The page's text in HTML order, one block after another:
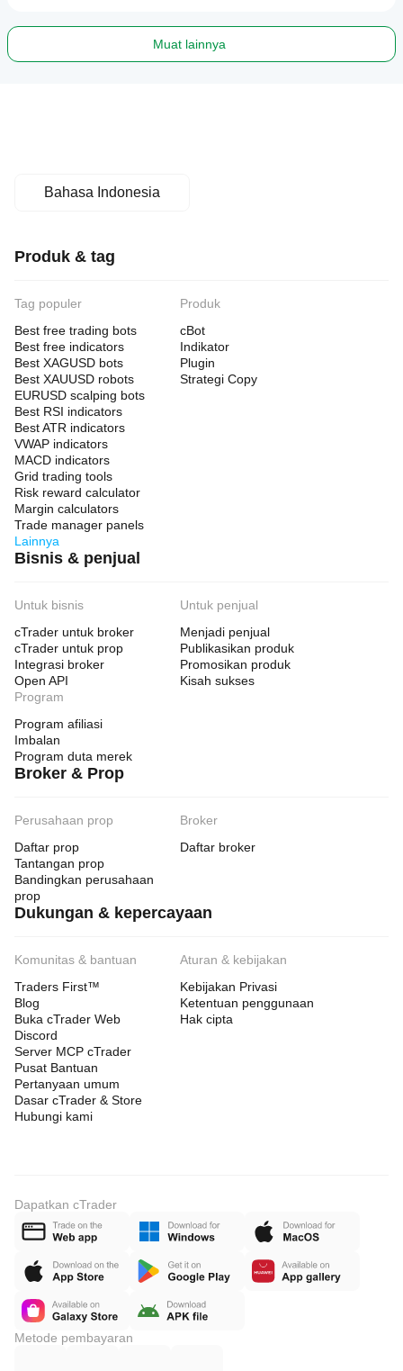
Muat lainnya
Bahasa Indonesia
Produk & tag
Tag populer
Best free trading bots
Best free indicators
Best XAGUSD bots
Best XAUUSD robots
EURUSD scalping bots
Best RSI indicators
Best ATR indicators
VWAP indicators
MACD indicators
Grid trading tools
Risk reward calculator
Margin calculators
Trade manager panels
Lainnya
Produk
cBot
Indikator
Plugin
Strategi Copy
Bisnis & penjual
Untuk bisnis
cTrader untuk broker
cTrader untuk prop
Integrasi broker
Open API
Untuk penjual
Menjadi penjual
Publikasikan produk
Promosikan produk
Kisah sukses
Program
Program afiliasi
Imbalan
Program duta merek
Broker & Prop
Perusahaan prop
Daftar prop
Tantangan prop
Bandingkan perusahaan
prop
Broker
Daftar broker
Dukungan & kepercayaan
Komunitas & bantuan
Traders First™
Blog
Buka cTrader Web
Discord
Server MCP cTrader
Pusat Bantuan
Pertanyaan umum
Dasar cTrader & Store
Hubungi kami
Aturan & kebijakan
Kebijakan Privasi
Ketentuan penggunaan
Hak cipta
Dapatkan cTrader
Metode pembayaran